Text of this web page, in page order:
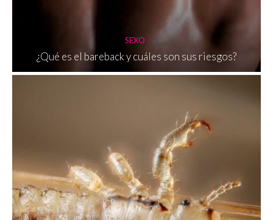
SEXO
¿Qué es el bareback y cuáles son sus riesgos?